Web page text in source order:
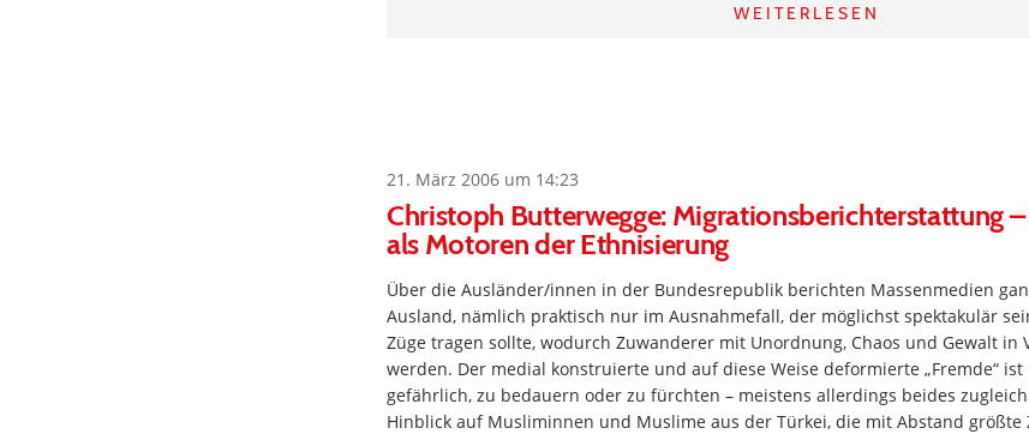
WEITERLESEN
21. März 2006 um 14:23
Christoph Butterwegge: Migrationsberichterstattung
als Motoren der Ethnisierung
Über die Ausländer/innen in der Bundesrepublik berichten Massenmedien
Ausland, nämlich praktisch nur im Ausnahmefall, der möglichst spektakulär
Züge tragen sollte, wodurch Zuwanderer mit Unordnung, Chaos und Gewalt in
werden. Der medial konstruierte und auf diese Weise deformierte „Fremde“
gefährlich, zu bedauern oder zu fürchten – meistens allerdings beides
Hinblick auf Musliminnen und Muslime aus der Türkei, die mit Abstand größte